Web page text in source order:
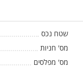
שטח נכס
מס' חניות
מס' מפלסים